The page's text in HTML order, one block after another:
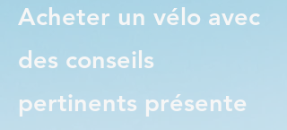
Acheter un vélo avec
des conseils
pertinents présente